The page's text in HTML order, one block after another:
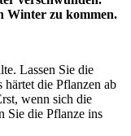
Winter zu kommen.
Lassen Sie die
die Pflanzen ab
wenn sich die
Sie die Pflanze ins